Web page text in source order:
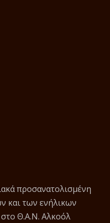
προσανατολισμένη
και των ενήλικων
Θ.Α.Ν. Αλκοόλ